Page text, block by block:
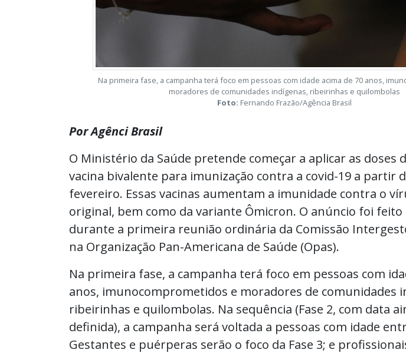
Na primeira fase, a campanha terá foco em pessoas com idade acima de 70 anos,
moradores de comunidades indígenas, ribeirinhas e quilombolas
Foto: Fernando Frazão/Agência Brasil
Por Agênci Brasil
O Ministério da Saúde pretende começar a aplicar as doses
vacina bivalente para imunização contra a covid-19 a partir
fevereiro. Essas vacinas aumentam a imunidade contra o
original, bem como da variante Ômicron. O anúncio foi feito
durante a primeira reunião ordinária da Comissão
na Organização Pan-Americana de Saúde (Opas).
Na primeira fase, a campanha terá foco em pessoas com
anos, imunocomprometidos e moradores de comunidades
ribeirinhas e quilombolas. Na sequência (Fase 2, com data
definida), a campanha será voltada a pessoas com idade
Gestantes e puérperas serão o foco da Fase 3; e